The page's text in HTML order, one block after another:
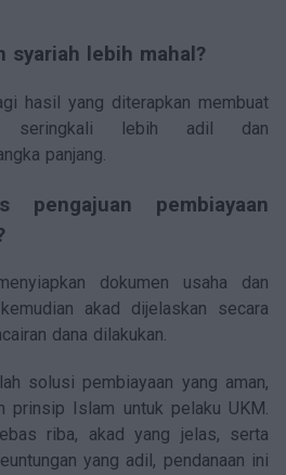
syariah lebih mahal?
hasil yang diterapkan membuat
seringkali lebih adil dan
panjang.
pengajuan pembiayaan
dokumen usaha dan
akad dijelaskan secara
dana dilakukan.
solusi pembiayaan yang aman,
prinsip Islam untuk pelaku UKM.
riba, akad yang jelas, serta
yang adil, pendanaan ini